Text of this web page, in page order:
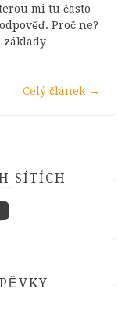
mi tu často
Proč ne?
základy
Celý článek →
SÍTÍCH